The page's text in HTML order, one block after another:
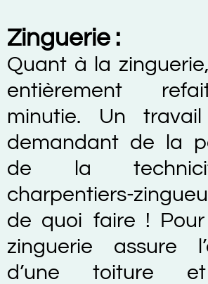
Zinguerie :
Quant à la
entièrement
minutie. Un travail
demandant de la
de la
charpentiers-
de quoi faire !
zinguerie assure
d’une toiture